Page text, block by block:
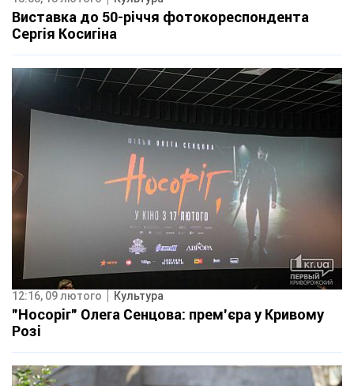
Виставка до 50-річчя фотокореспондента
Сергія Косигіна
12:16, 09 лютого Культура
"Носоріг" Олега Сенцова: прем'єра у Кривому
Розі